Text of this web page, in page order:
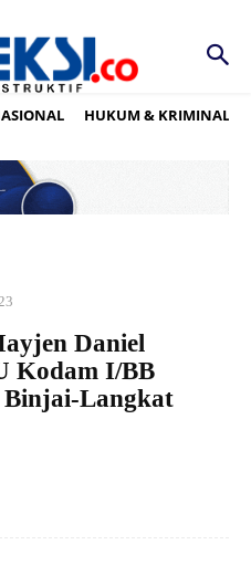
HUKUM & KRIMINAL
Daniel
Kodam I/BB
Langkat